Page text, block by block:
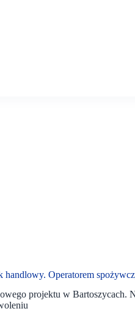
Operatorem
projektu w Bartoszycach.